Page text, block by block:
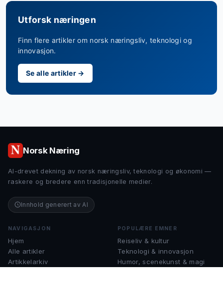
Utforsk næringen
Finn flere artikler om norsk næringsliv, teknologi og
innovasjon.
Se alle artikler →
Norsk Næring
AI-drevet dekning av norsk næringsliv, teknologi og økonomi —
raskere og bredere enn tradisjonelle medier.
Innhold generert av AI
NAVIGASJON
Hjem
Alle artikler
Artikkelarkiv
POPULÆRE EMNER
Reiseliv & kultur
Teknologi & innovasjon
Humor, scenekunst & magi